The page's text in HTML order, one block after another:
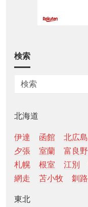
検索
北海道
伊達 函館 北広島
夕張
室蘭 富良野
札幌
根室 江別
網走
苫小牧 釧路
東北